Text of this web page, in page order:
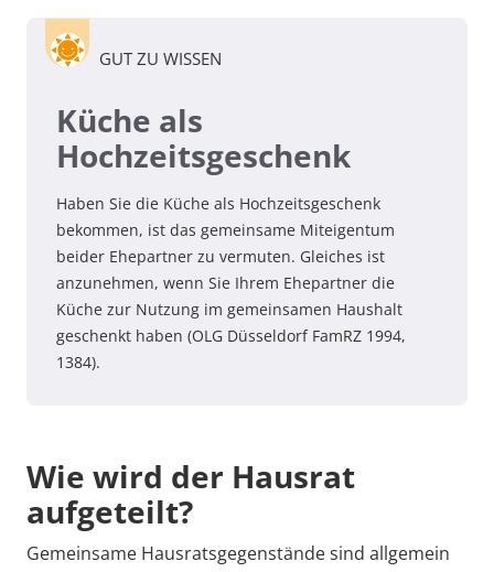
GUT ZU WISSEN
Küche als
Hochzeitsgeschenk
Haben Sie die Küche als Hochzeitsgeschenk
bekommen, ist das gemeinsame Miteigentum
beider Ehepartner zu vermuten. Gleiches ist
anzunehmen, wenn Sie Ihrem Ehepartner die
Küche zur Nutzung im gemeinsamen Haushalt
geschenkt haben (OLG Düsseldorf FamRZ 1994,
1384).
Wie wird der Hausrat
aufgeteilt?
Gemeinsame Hausratsgegenstände sind allgemein